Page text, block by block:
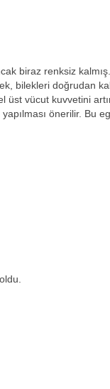
biraz renksiz
bilekleri doğrudan
vücut kuvvetini
yapılması önerilir.
oldu.